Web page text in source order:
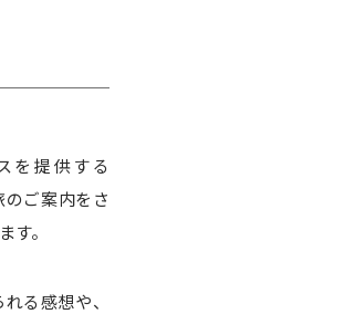
を提供する
のご案内をさ
。
る感想や、